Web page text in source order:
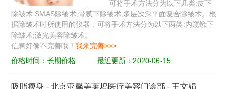
可将手术方法分为以下几类:皮下
除皱术:SMAS除皱术;骨膜下除皱术;多层次深平面复合除皱术。根
据除皱术时所使用的仪器，可将手术方法分为以下两类:内窥镜下
除皱术;激光美容除皱术。
信息好像不完善哦！我来完善>>>
价格时间：长期价格
最近更新：2020-06-15
吸脂瘦身 -北京亚馨美莱坞医疗美容门诊部 - 王文娟